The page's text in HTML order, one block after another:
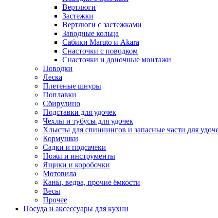
Вертлюги
Застежки
Вертлюги с застежками
Заводные кольца
Сабики Maruto и Akara
Снасточки с поводком
Снасточки и доночные монтажи
Поводки
Леска
Плетеные шнуры
Поплавки
Сбирулино
Подставки для удочек
Чехлы и тубусы для удочек
Хлысты для спиннингов и запасные части для
Кормушки
Садки и подсачеки
Ножи и инструменты
Ящики и коробочки
Мотовила
Каны, ведра, прочие ёмкости
Весы
Прочее
Посуда и аксессуары для кухни